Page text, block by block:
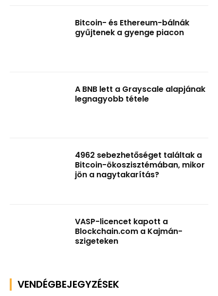
Bitcoin- és Ethereum-bálnák
gyűjtenek a gyenge piacon
A BNB lett a Grayscale alapjának
legnagyobb tétele
4962 sebezhetőséget találtak a
Bitcoin-ökoszisztémában, mikor
jön a nagytakarítás?
VASP-licencet kapott a
Blockchain.com a Kajmán-
szigeteken
VENDÉGBEJEGYZÉSEK